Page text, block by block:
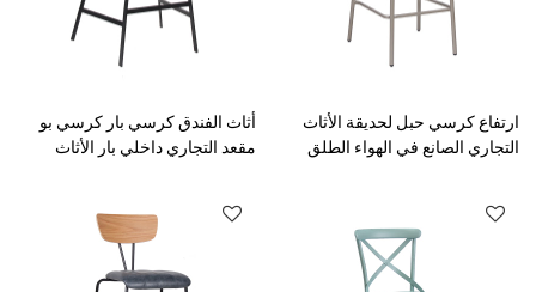
ارتفاع كرسي حبل لحديقة الأثاث
التجاري الصانع في الهواء الطلق
أثاث الفندق كرسي بار كرسي بو
مقعد التجاري داخلي بار الأثاث